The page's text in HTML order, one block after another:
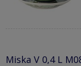
Miska V 0,4 L